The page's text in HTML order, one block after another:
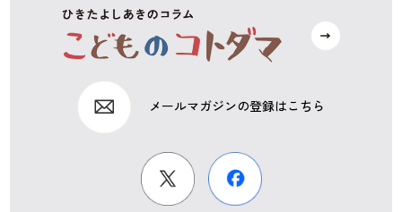
メールマガジンの登録はこちら